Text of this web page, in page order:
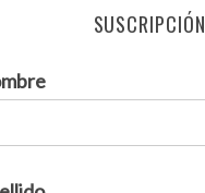
SUSCRIPCIÓN